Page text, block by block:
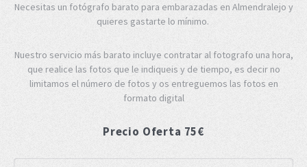
Necesitas un fotógrafo barato para embarazadas en Almendralejo y
quieres gastarte lo mínimo.
Nuestro servicio más barato incluye contratar al fotografo una hora,
que realice las fotos que le indiqueis y de tiempo, es decir no
limitamos el número de fotos y os entreguemos las fotos en
formato digital
Precio Oferta 75€